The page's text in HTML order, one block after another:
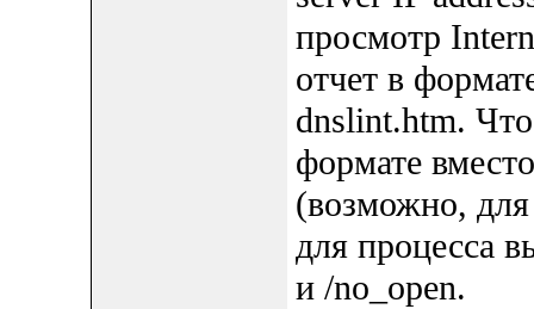
просмотр
отчет в
dnslint.htm.
формате
(возможно, для
для процесса
и /no_open.